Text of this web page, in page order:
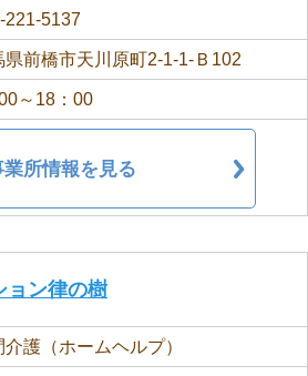
221-5137
県前橋市天川原町2-1-1-Ｂ102
～18：00
業所情報を見る
ョン律の樹
介護（ホームヘルプ）